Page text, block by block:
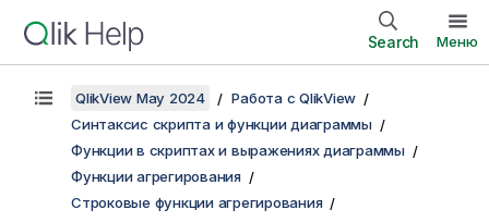
Search Меню
QlikView May 2024
Работа с QlikView
Синтаксис скрипта и функции диаграммы
Функции в скриптах и выражениях диаграммы
Функции агрегирования
Строковые функции агрегирования